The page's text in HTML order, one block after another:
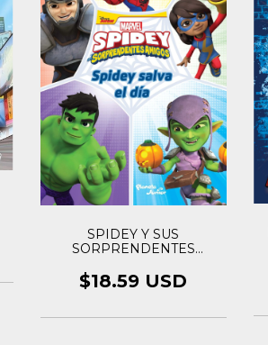
SPIDEY Y SUS
SORPRENDENTES
DÍA
$18.59 USD